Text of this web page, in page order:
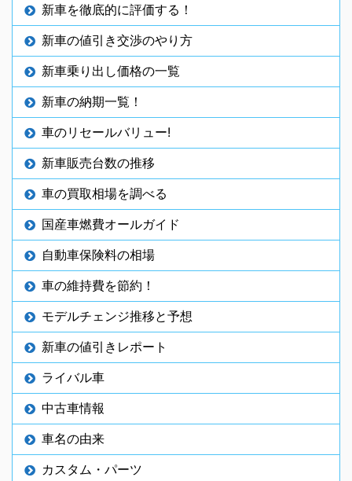
新車を徹底的に評価する！
新車の値引き交渉のやり方
新車乗り出し価格の一覧
新車の納期一覧！
車のリセールバリュー!
新車販売台数の推移
車の買取相場を調べる
国産車燃費オールガイド
自動車保険料の相場
車の維持費を節約！
モデルチェンジ推移と予想
新車の値引きレポート
ライバル車
中古車情報
車名の由来
カスタム・パーツ